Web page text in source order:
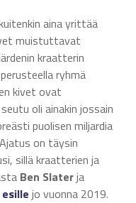
aina yrittää
muistuttavat
kraatterin
ryhmä
kivet ovat
oli ainakin jossain
puolisen miljardia
on täysin
sillä kraatterien ja
Ben Slaterja
esille jo vuonna 2019.